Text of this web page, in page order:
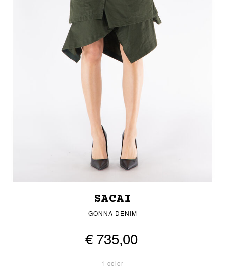
SACAI
GONNA DENIM
€ 735,00
1 color